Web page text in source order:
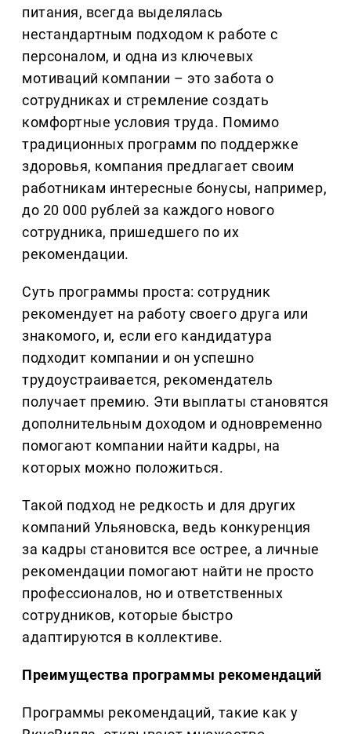
питания, всегда выделялась
нестандартным подходом к работе с
персоналом, и одна из ключевых
мотиваций компании – это забота о
сотрудниках и стремление создать
комфортные условия труда. Помимо
традиционных программ по поддержке
здоровья, компания предлагает своим
работникам интересные бонусы, например,
до 20 000 рублей за каждого нового
сотрудника, пришедшего по их
рекомендации.
Суть программы проста: сотрудник
рекомендует на работу своего друга или
знакомого, и, если его кандидатура
подходит компании и он успешно
трудоустраивается, рекомендатель
получает премию. Эти выплаты становятся
дополнительным доходом и одновременно
помогают компании найти кадры, на
которых можно положиться.
Такой подход не редкость и для других
компаний Ульяновска, ведь конкуренция
за кадры становится все острее, а личные
рекомендации помогают найти не просто
профессионалов, но и ответственных
сотрудников, которые быстро
адаптируются в коллективе.
Преимущества программы рекомендаций
Программы рекомендаций, такие как у